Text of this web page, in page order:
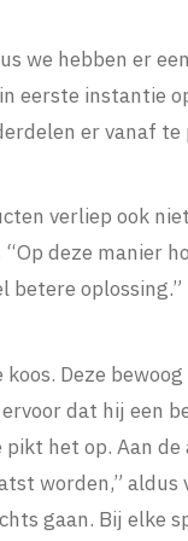
we hebben er
eerste instantie
er vanaf te
verliep ook
deze manier
betere oplossing.”
Deze
dat hij een
het op. Aan de
worden,” aldus
gaan. Bij elke